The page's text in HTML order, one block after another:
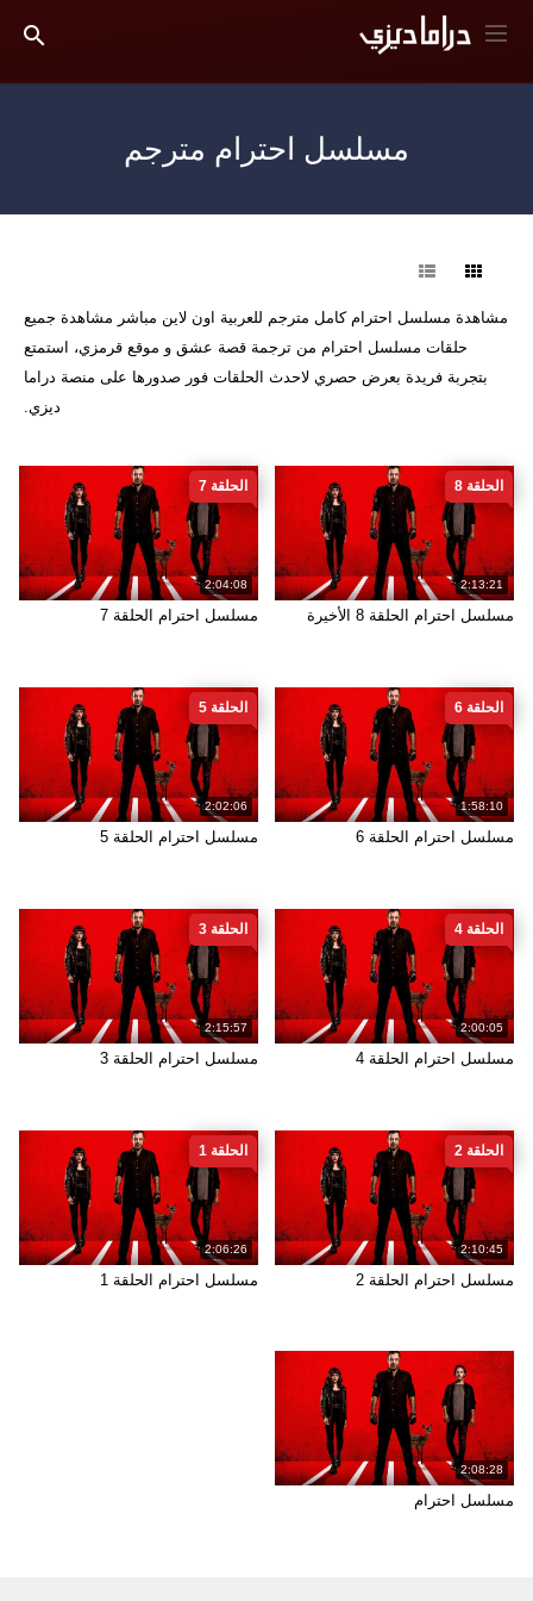
مسلسل احترام مترجم
مشاهدة مسلسل احترام كامل مترجم للعربية اون لاين مباشر مشاهدة جميع
حلقات مسلسل احترام من ترجمة قصة عشق و موقع قرمزي، استمتع
بتجربة فريدة بعرض حصري لاحدث الحلقات فور صدورها على منصة دراما
ديزي.
2:13:21
الحلقة 8
مسلسل احترام الحلقة 8 الأخيرة
2:04:08
الحلقة 7
مسلسل احترام الحلقة 7
1:58:10
الحلقة 6
مسلسل احترام الحلقة 6
2:02:06
الحلقة 5
مسلسل احترام الحلقة 5
2:00:05
الحلقة 4
مسلسل احترام الحلقة 4
2:15:57
الحلقة 3
مسلسل احترام الحلقة 3
2:10:45
الحلقة 2
مسلسل احترام الحلقة 2
2:06:26
الحلقة 1
مسلسل احترام الحلقة 1
2:08:28
مسلسل احترام